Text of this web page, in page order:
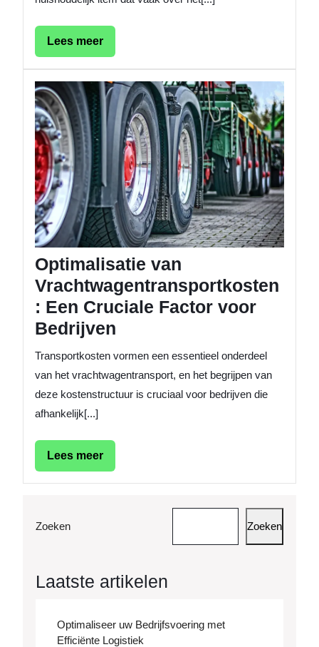
Lees meerLees
meer
van
Een
Factor
voor
Optimalisatie van
Vrachtwagentransportkosten
: Een Cruciale Factor voor
Bedrijven
Transportkosten vormen een essentieel onderdeel
van het vrachtwagentransport, en het begrijpen van
deze kostenstructuur is cruciaal voor bedrijven die
afhankelijk[...]
Lees meerLees
meer
Zoeken Zoeken
Laatste artikelen
Optimaliseer uw Bedrijfsvoering met
Efficiënte Logistiek